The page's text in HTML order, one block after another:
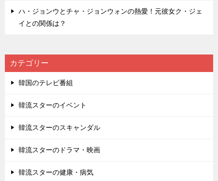
ハ・ジョンウとチャ・ジョンウォンの熱愛！元彼女ク・ジェ
イとの関係は？
カテゴリー
韓国のテレビ番組
韓流スターのイベント
韓流スターのスキャンダル
韓流スターのドラマ・映画
韓流スターの健康・病気